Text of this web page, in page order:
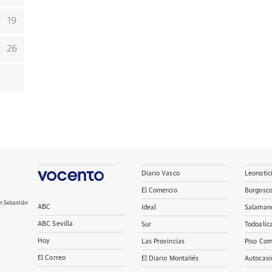
19
26
Sebastián
ABC
ABC Sevilla
Hoy
El Correo
Diario Vasco
El Comercio
Ideal
Sur
Las Provincias
El Diario Montañés
Piso